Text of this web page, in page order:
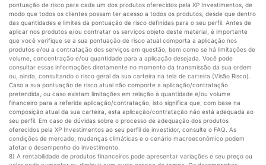
pontuação de risco para cada um dos produtos oferecidos pela XP Investimentos, de
modo que todos os clientes possam ter acesso a todos os produtos, desde que dentro
das quantidades e limites da pontuação de risco definidas para o seu perfil. Antes de
aplicar nos produtos e/ou contratar os serviços objeto deste material, é importante
que você verifique se a sua pontuação de risco atual comporta a aplicação nos
produtos e/ou a contratação dos serviços em questão, bem como se há limitações de
volume, concentração e/ou quantidade para a aplicação desejada. Você pode
consultar essas informações diretamente no momento da transmissão da sua ordem
ou, ainda, consultando o risco geral da sua carteira na tela de carteira (Visão Risco).
Caso a sua pontuação de risco atual não comporte a aplicação/contratação
pretendida, ou caso existam limitações em relação à quantidade e/ou volume
financeiro para a referida aplicação/contratação, isto significa que, com base na
composição atual da sua carteira, esta aplicação/contratação não está adequada ao
seu perfil. Em caso de dúvidas sobre o processo de adequação dos produtos
oferecidos pela XP Investimentos ao seu perfil de investidor, consulte o FAQ. As
condições de mercado, mudanças climáticas e o cenário macroeconômico podem
afetar o desempenho do investimento.
8) A rentabilidade de produtos financeiros pode apresentar variações e seu preço ou